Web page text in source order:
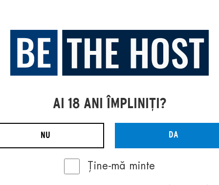
AI 18 ANI ÎMPLINIȚI?
NU DA
Ține-mă minte